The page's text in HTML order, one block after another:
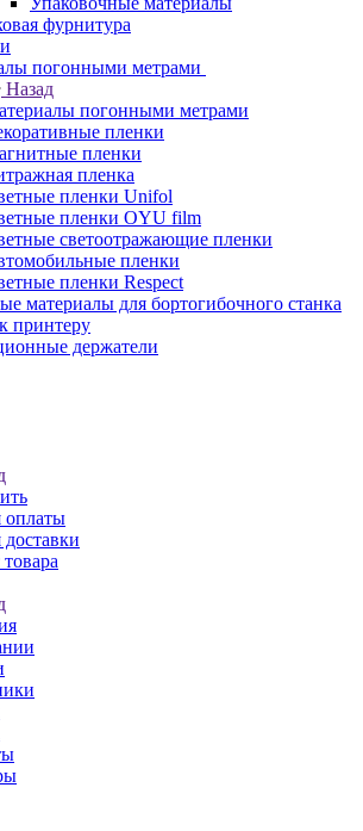
фурнитура
погонными метрами
Назад
погонными метрами
пленки
пленки
пленка
пленки Unifol
пленки OYU film
светоотражающие пленки
пленки
пленки Respect
материалы для бортогибочного станка
принтеру
держатели
оплаты